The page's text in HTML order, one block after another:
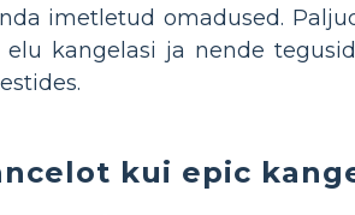
imetletud omadused.
kangelasi ja nende
kui epic